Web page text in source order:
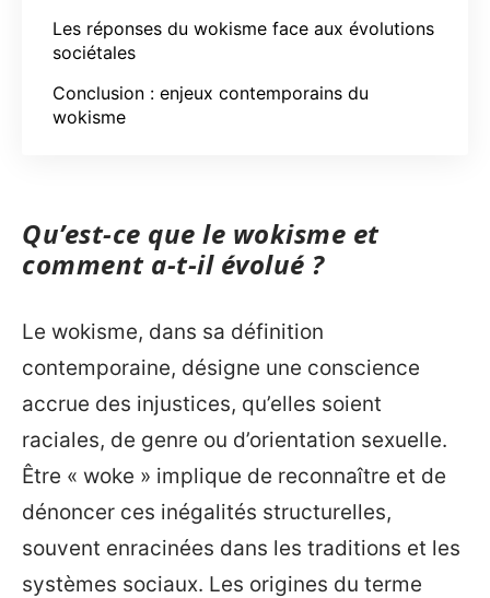
Les réponses du wokisme face aux évolutions
sociétales
Conclusion : enjeux contemporains du
wokisme
Qu’est-ce que le wokisme et
comment a-t-il évolué ?
Le wokisme, dans sa définition
contemporaine, désigne une conscience
accrue des injustices, qu’elles soient
raciales, de genre ou d’orientation sexuelle.
Être « woke » implique de reconnaître et de
dénoncer ces inégalités structurelles,
souvent enracinées dans les traditions et les
systèmes sociaux. Les origines du terme